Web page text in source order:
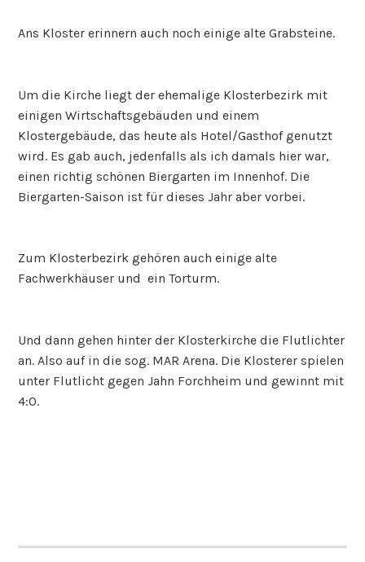
Ans Kloster erinnern auch noch einige alte Grabsteine.
Um die Kirche liegt der ehemalige Klosterbezirk mit
einigen Wirtschaftsgebäuden und einem
Klostergebäude, das heute als Hotel/Gasthof genutzt
wird. Es gab auch, jedenfalls als ich damals hier war,
einen richtig schönen Biergarten im Innenhof. Die
Biergarten-Saison ist für dieses Jahr aber vorbei.
Zum Klosterbezirk gehören auch einige alte
Fachwerkhäuser und ein Torturm.
Und dann gehen hinter der Klosterkirche die Flutlichter
an. Also auf in die sog. MAR Arena. Die Klosterer spielen
unter Flutlicht gegen Jahn Forchheim und gewinnt mit
4:0.